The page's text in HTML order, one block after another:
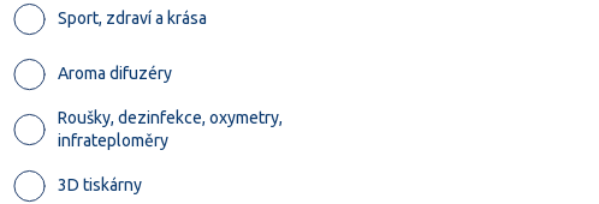
Sport, zdraví a krása
Aroma difuzéry
Roušky, dezinfekce, oxymetry,
infrateploměry
3D tiskárny